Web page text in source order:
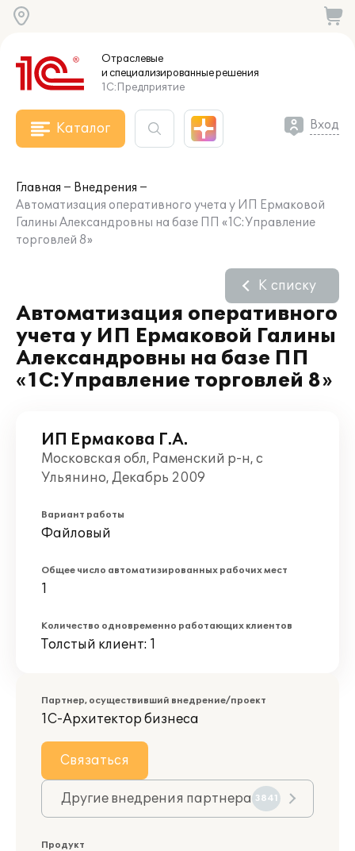
Отраслевые
и специализированныерешения
1С:Предприятие
Каталог Вход
Главная
Внедрения
Автоматизация оперативного учета у ИП Ермаковой
Галины Александровны на базе ПП «1С:Управление
торговлей 8»
Автоматизация оперативного
учета у ИП Ермаковой Галины
Александровны на базе ПП
«1С:Управление торговлей 8»
К списку
ИП Ермакова Г.А.
Московская обл, Раменский р-н, с
Ульянино, Декабрь 2009
Вариант работы
Файловый
Общее число автоматизированных рабочих мест
1
Количество одновременно работающих клиентов
Толстый клиент: 1
Партнер, осуществивший внедрение/проект
1С-Архитектор бизнеса
Связаться
Другие внедрения партнера 3841
Продукт